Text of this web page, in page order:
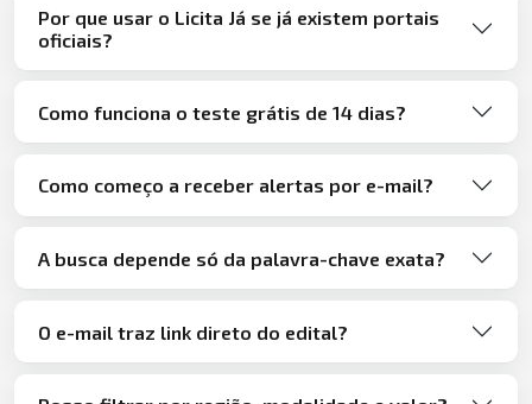
Por que usar o Licita Já se já existem portais
oficiais?
Como funciona o teste grátis de 14 dias?
Como começo a receber alertas por e-mail?
A busca depende só da palavra-chave exata?
O e-mail traz link direto do edital?